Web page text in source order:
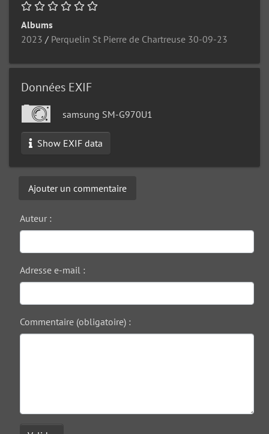
Albums
2023 / Perquelin St Pierre de Chartreuse 30-09-23
Données EXIF
samsung SM-G970U1
Show EXIF data
Ajouter un commentaire
Auteur :
Adresse e-mail :
Commentaire (obligatoire) :